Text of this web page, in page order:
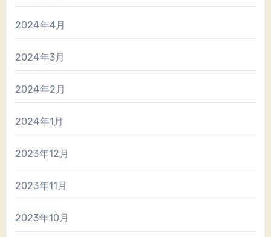
2024年4月
2024年3月
2024年2月
2024年1月
2023年12月
2023年11月
2023年10月